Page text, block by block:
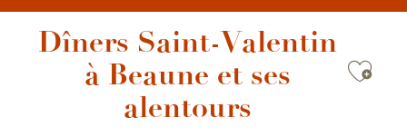
Dîners Saint-Valentin
à Beaune et ses
alentours